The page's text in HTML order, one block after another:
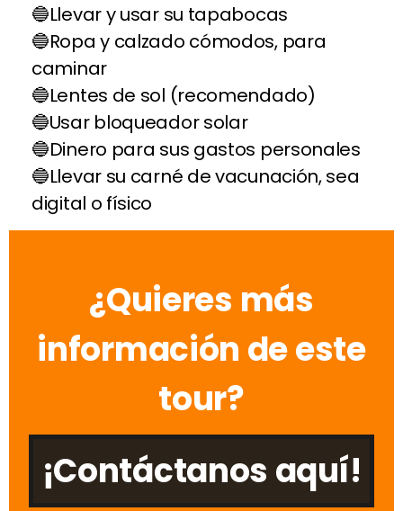
Llevar y usar su tapabocas
Ropa y calzado cómodos, para
caminar
Lentes de sol (recomendado)
Usar bloqueador solar
Dinero para sus gastos personales
Llevar su carné de vacunación, sea
digital o físico
¿Quieres más
información de este
tour?
¡Contáctanos aquí!